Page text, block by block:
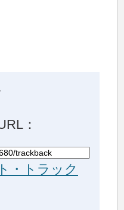
：
・トラック